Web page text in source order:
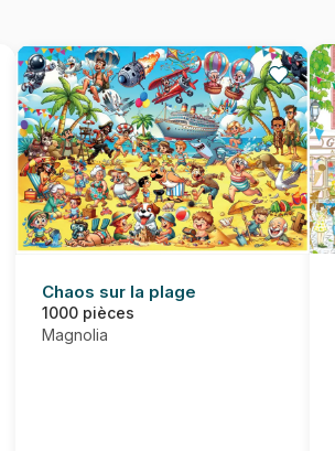
Chaos sur la plage
1000 pièces
Magnolia